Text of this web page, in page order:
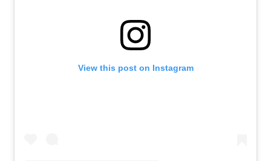
View this post on Instagram